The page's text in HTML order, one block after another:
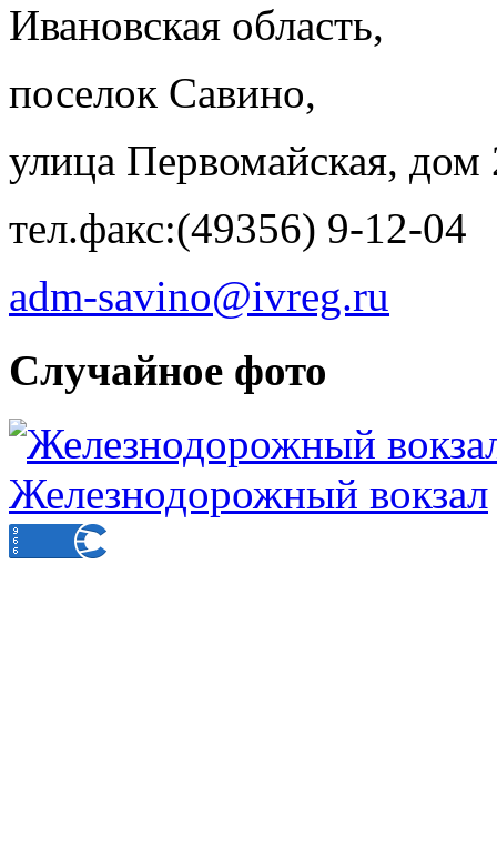
Ивановская область,
поселок Савино,
улица Первомайская, дом
тел.факс:(49356) 9-12-04
adm-savino@ivreg.ru
Случайное фото
Железнодорожный вокзал